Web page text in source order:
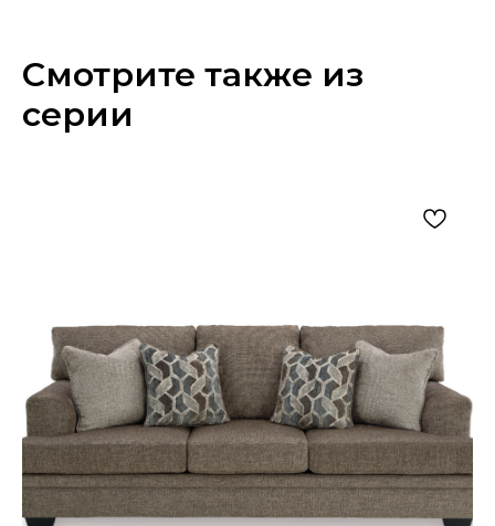
Платформенное основание обеспечивает
равномерную поддержку сиденья и
помогает сохранять его форму.
Ширина сиденья между подлокотниками:
мягкая спинка и подлокотники подходят для
чтения и спокойного отдыха, а нейтральная
обивка позволяет сочетать кресло с бежевым,
серым, коричневым и синим текстилем.
Модель дополнит классический,
традиционный или американский интерьер.
Смотрите также из
серии